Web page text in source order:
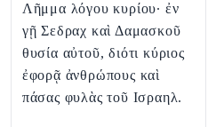
Λῆμμα λόγου κυρίου· ἐν
γῇ Σεδραχ καὶ Δαμασκοῦ
θυσία αὐτοῦ, διότι κύριος
ἐφορᾷ ἀνθρώπους καὶ
πάσας φυλὰς τοῦ Ισραηλ.